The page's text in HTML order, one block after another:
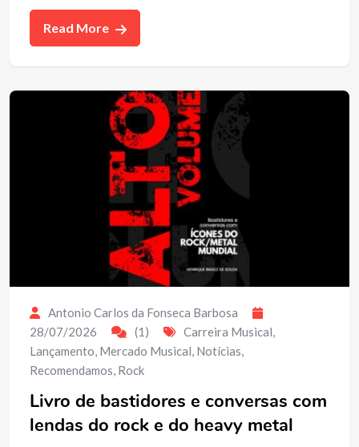
Read More
Antonio Carlos da Fonseca Barbosa
28/07/2026
(1) Carreira Musical,
Lançamento, Mercado Musical, Notícias,
Recomendamos, Rock
Livro de bastidores e conversas com
lendas do rock e do heavy metal